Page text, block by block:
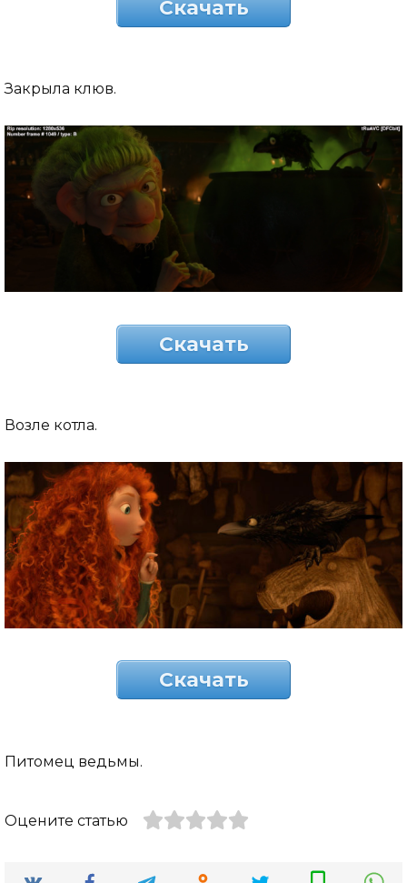
Скачать
Закрыла клюв.
Скачать
Возле котла.
Скачать
Питомец ведьмы.
Оцените статью